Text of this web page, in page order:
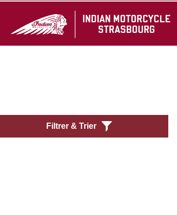
Filtrer & Trier